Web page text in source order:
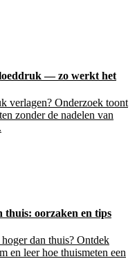
— zo werkt het
verlagen? Onderzoek toont
zonder de nadelen van
oorzaken en tips
dan thuis? Ontdek
en leer hoe thuismeten een